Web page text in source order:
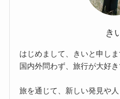
き
はじめまして、きいと申しま
国内外問わず、旅行が大好き
旅を通じて、新しい発見や